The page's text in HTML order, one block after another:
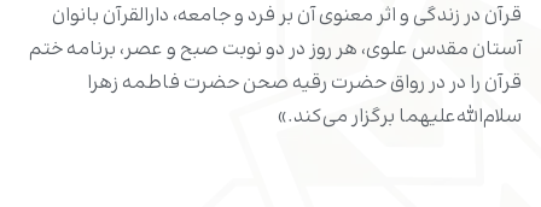
قرآن در زندگی و اثر معنوی آن بر فرد و جامعه، دارالقرآن بانوان
آستان مقدس علوی، هر روز در دو نوبت صبح و عصر، برنامه ختم
قرآن را در در رواق حضرت رقیه صحن حضرت فاطمه زهرا
سلام‌الله‌علیهما برگزار می‌کند.»